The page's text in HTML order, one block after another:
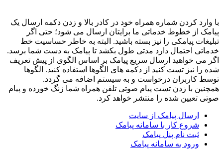
با وارد کردن شماره همراه خود در کادر بالا و زدن دکمه ارسال یک
پیامک از خطوط خدماتی ما برایتان ارسال می شود؛ حتی اگر
تبلیغات پیامکی را نیز بسته باشید. البته به خاطر حساسیت خط
خدماتی احتمال دارد مدتی طول بکشد تا پیامک به دست شما برسد.
اگر می خواهید ارسال سریع پیامک بر اساس الگوی از پیش تعریف
شده را نیز تست کنید از دکمه های الگوها استفاده کنید. الگوها
توسط کاربران درخواست و به سیستم اضافه می گردد.
همچنین با زدن تست پیام صوتی تلفن همراه شما زنگ خورده و پیام
صوتی تعیین شده را منتشر خواهد کرد.
ارسال پیامک از سایت
شروع کار با سامانه پیامک
ثبت نام پنل پیامک
ورود به سامانه پیامک